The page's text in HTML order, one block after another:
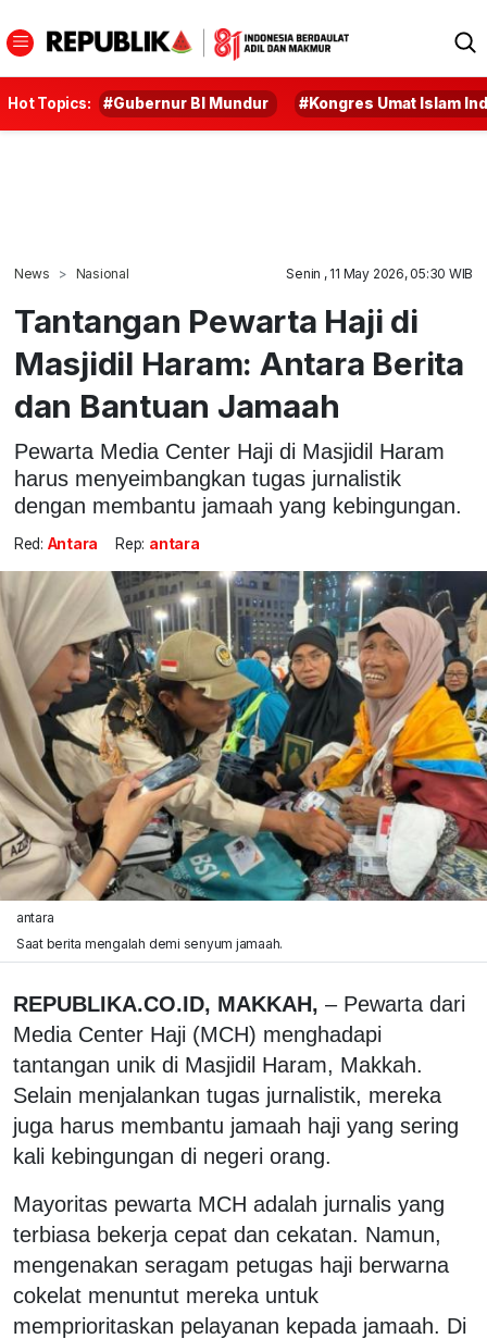
Hot Topics: #Gubernur BI Mundur #Kongres Umat Islam
News Nasional Senin , 11 May 2026, 05:30 WIB
Tantangan Pewarta Haji di
Masjidil Haram: Antara Berita
dan Bantuan Jamaah
Pewarta Media Center Haji di Masjidil Haram
harus menyeimbangkan tugas jurnalistik
dengan membantu jamaah yang kebingungan.
Red: Antara Rep: antara
antara
Saat berita mengalah demi senyum jamaah.
REPUBLIKA.CO.ID, MAKKAH, – Pewarta dari
Media Center Haji (MCH) menghadapi
tantangan unik di Masjidil Haram, Makkah.
Selain menjalankan tugas jurnalistik, mereka
juga harus membantu jamaah haji yang sering
kali kebingungan di negeri orang.
Mayoritas pewarta MCH adalah jurnalis yang
terbiasa bekerja cepat dan cekatan. Namun,
mengenakan seragam petugas haji berwarna
cokelat menuntut mereka untuk
memprioritaskan pelayanan kepada jamaah. Di